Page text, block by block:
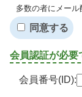
多数の者にメール
同意する
会員認証が必要
会員番号(ID):